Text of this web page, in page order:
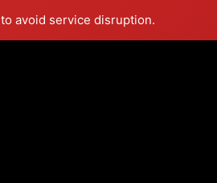
to avoid service disruption.